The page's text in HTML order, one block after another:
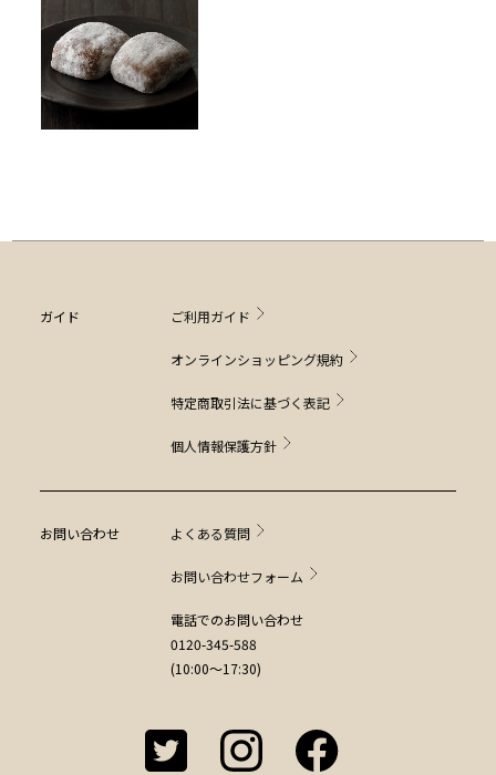
ガイド ご利用ガイド
オンラインショッピング規約
特定商取引法に基づく表記
個人情報保護方針
お問い合わせ よくある質問
お問い合わせフォーム
電話でのお問い合わせ
0120-345-588
(10:00～17:30)